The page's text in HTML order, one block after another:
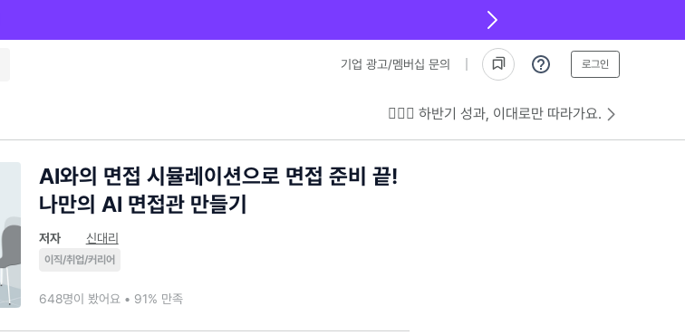
기업 광고/멤버십 문의 로그인
💁🏻‍♂️ 하반기 성과, 이대로만 따라가요.
AI와의 면접 시뮬레이션으로 면접 준비 끝!
나만의 AI 면접관 만들기
저자 신대리
이직/취업/커리어
648명이 봤어요 • 91% 만족